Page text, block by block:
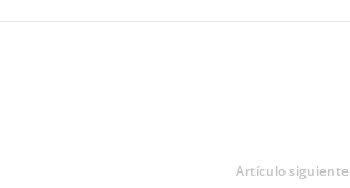
Artículo siguiente